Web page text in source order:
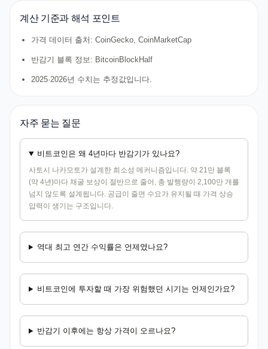
계산 기준과 해석 포인트
가격 데이터 출처: CoinGecko, CoinMarketCap
반감기 블록 정보: BitcoinBlockHalf
2025·2026년 수치는 추정값입니다.
자주 묻는 질문
비트코인은 왜 4년마다 반감기가 있나요?
사토시 나카모토가 설계한 희소성 메커니즘입니다. 약 21만 블록
(약 4년)마다 채굴 보상이 절반으로 줄어, 총 발행량이 2,100만 개를
넘지 않도록 설계됩니다. 공급이 줄면 수요가 유지될 때 가격 상승
압력이 생기는 구조입니다.
역대 최고 연간 수익률은 언제였나요?
비트코인에 투자할 때 가장 위험했던 시기는 언제인가요?
반감기 이후에는 항상 가격이 오르나요?